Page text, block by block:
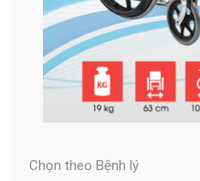
Chọn theo Bệnh lý